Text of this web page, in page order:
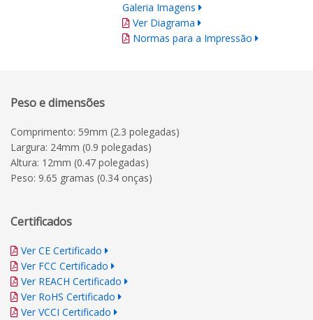
Galeria Imagens
Ver Diagrama
Normas para a Impressão
Peso e dimensões
Comprimento: 59mm (2.3 polegadas)
Largura: 24mm (0.9 polegadas)
Altura: 12mm (0.47 polegadas)
Peso: 9.65 gramas (0.34 onças)
Certificados
Ver CE Certificado
Ver FCC Certificado
Ver REACH Certificado
Ver RoHS Certificado
Ver VCCI Certificado